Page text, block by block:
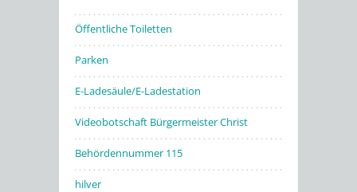
Öffentliche Toiletten
Parken
E-Ladesäule/E-Ladestation
Videobotschaft Bürgermeister Christ
Behördennummer 115
hilver